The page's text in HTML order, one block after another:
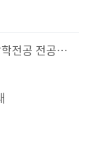
과목 지정 안내